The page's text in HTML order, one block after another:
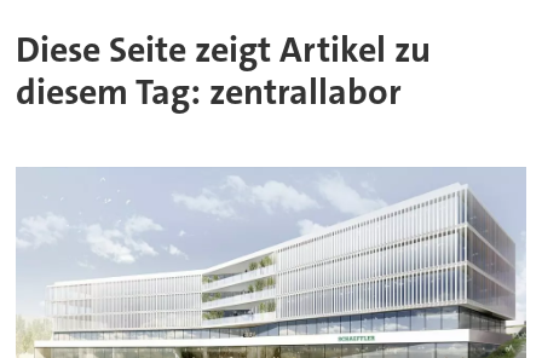
Diese Seite zeigt Artikel zu
diesem Tag: zentrallabor